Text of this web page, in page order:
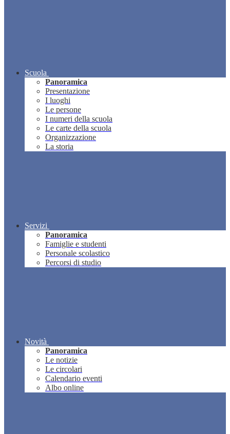
Scuola
Panoramica
Presentazione
I luoghi
Le persone
I numeri della scuola
Le carte della scuola
Organizzazione
La storia
Servizi
Panoramica
Famiglie e studenti
Personale scolastico
Percorsi di studio
Novità
Panoramica
Le notizie
Le circolari
Calendario eventi
Albo online